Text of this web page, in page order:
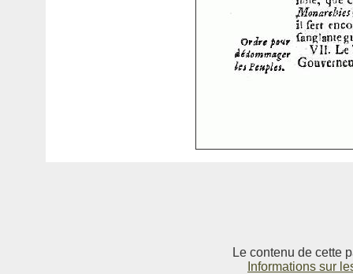
Le contenu de cette
Informations sur